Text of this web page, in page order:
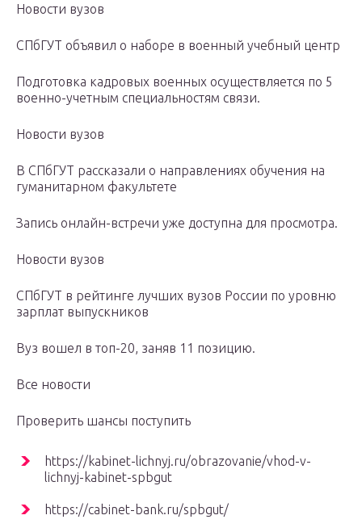
Новости вузов
СПбГУТ объявил о наборе в военный учебный центр
Подготовка кадровых военных осуществляется по 5
военно-учетным специальностям связи.
Новости вузов
В СПбГУТ рассказали о направлениях обучения на
гуманитарном факультете
Запись онлайн-встречи уже доступна для просмотра.
Новости вузов
СПбГУТ в рейтинге лучших вузов России по уровню
зарплат выпускников
Вуз вошел в топ-20, заняв 11 позицию.
Все новости
Проверить шансы поступить
https://kabinet-lichnyj.ru/obrazovanie/vhod-v-
lichnyj-kabinet-spbgut
https://cabinet-bank.ru/spbgut/